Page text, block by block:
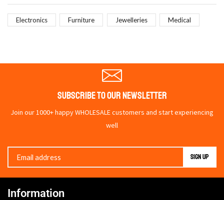
Electronics Furniture Jewelleries Medical
Subscribe To Our Newsletter
Join our 1000+ happy WHOLESALE customers and start experiencing
well
Information